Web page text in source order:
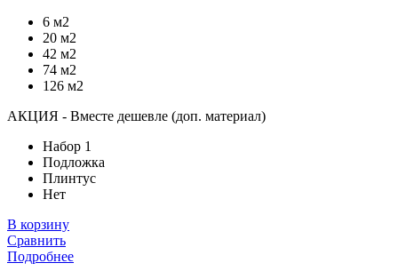
6 м2
20 м2
42 м2
74 м2
126 м2
АКЦИЯ - Вместе дешевле (доп. материал)
Набор 1
Подложка
Плинтус
Нет
В корзину
Сравнить
Подробнее